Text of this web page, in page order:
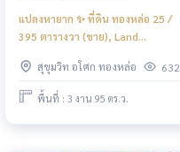
แปลงหายาก ✨ ที่ดิน ทองหล่อ 25 /
395 ตารางวา (ขาย), Land
(FOR SALE) PALM887
สุขุมวิท อโศก ทองหล่อ 632
พื้นที่ : 3 งาน 95 ตร.ว.